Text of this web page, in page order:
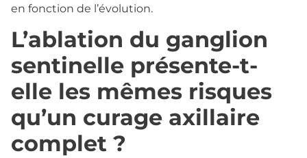
en fonction de l’évolution.
L’ablation du ganglion
sentinelle présente-t-
elle les mêmes risques
qu’un curage axillaire
complet ?